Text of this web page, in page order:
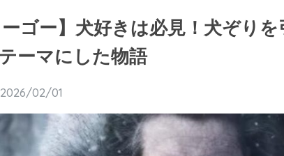
ゴー】犬好きは必見！犬ぞり
ーマにした物語
2026/02/01